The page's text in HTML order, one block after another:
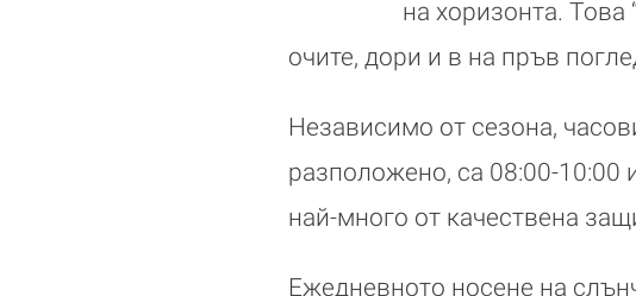
на хоризонта. Това
очите, дори и в на пръв
Независимо от сезона,
разположено, са 08:00-10:00
най-много от качествена
Ежедневното носене на